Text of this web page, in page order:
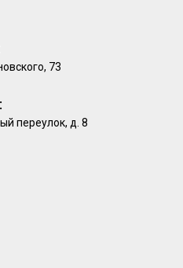
73
переулок, д. 8